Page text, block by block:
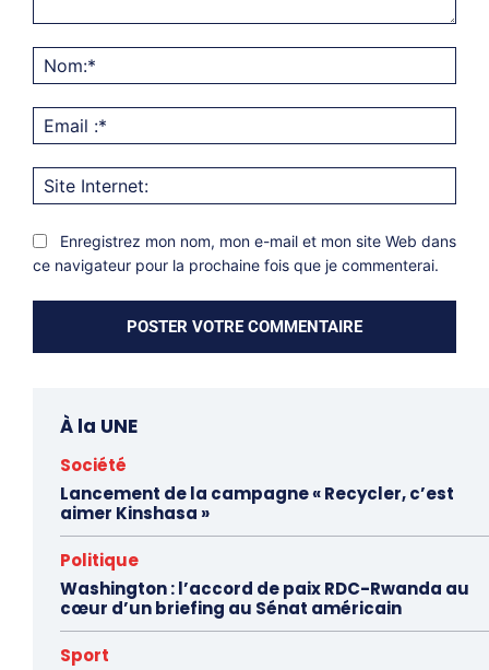
:*
Enregistrez mon nom, mon e-mail et mon site Web dans
ce navigateur pour la prochaine fois que je commenterai.
À la UNE
Société
Lancement de la campagne « Recycler, c’est
aimer Kinshasa »
Politique
Washington : l’accord de paix RDC-Rwanda au
cœur d’un briefing au Sénat américain
Sport